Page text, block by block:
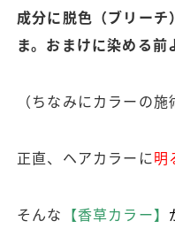
成分に脱色（ブリー
ま。おまけに染める
（ちなみにカラーの
正直、ヘアカラーに明
そんな 【香草カラー】